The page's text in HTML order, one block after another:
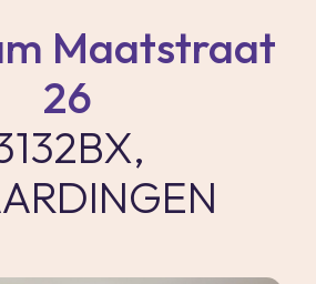
home
thuisaanbod
over ons
thuis in spanje
Maatstraat
26